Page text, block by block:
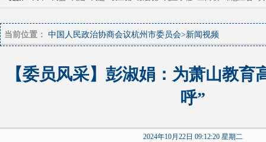
当前位置： 中国人民政治协商会议杭州市委员会>新闻视频
【委员风采】彭淑娟：为萧山教育
呼”
2024年10月22日 09:12:20 星期二